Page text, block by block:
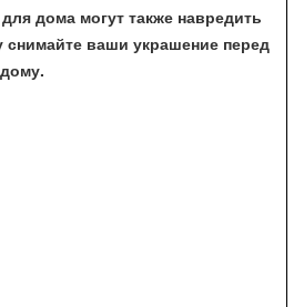
дома могут также навредить
снимайте ваши украшение перед